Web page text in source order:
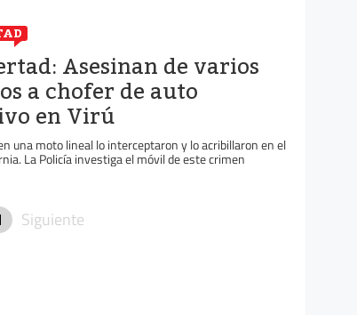
Asesinan de varios
a chofer de auto
en Virú
una moto lineal lo interceptaron y lo acribillaron en el
La Policía investiga el móvil de este crimen
Siguiente